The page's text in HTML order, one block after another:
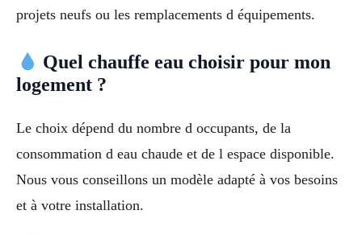
projets neufs ou les remplacements d équipements.
Quel chauffe eau choisir pour mon
logement ?
Le choix dépend du nombre d occupants, de la
consommation d eau chaude et de l espace disponible.
Nous vous conseillons un modèle adapté à vos besoins
et à votre installation.